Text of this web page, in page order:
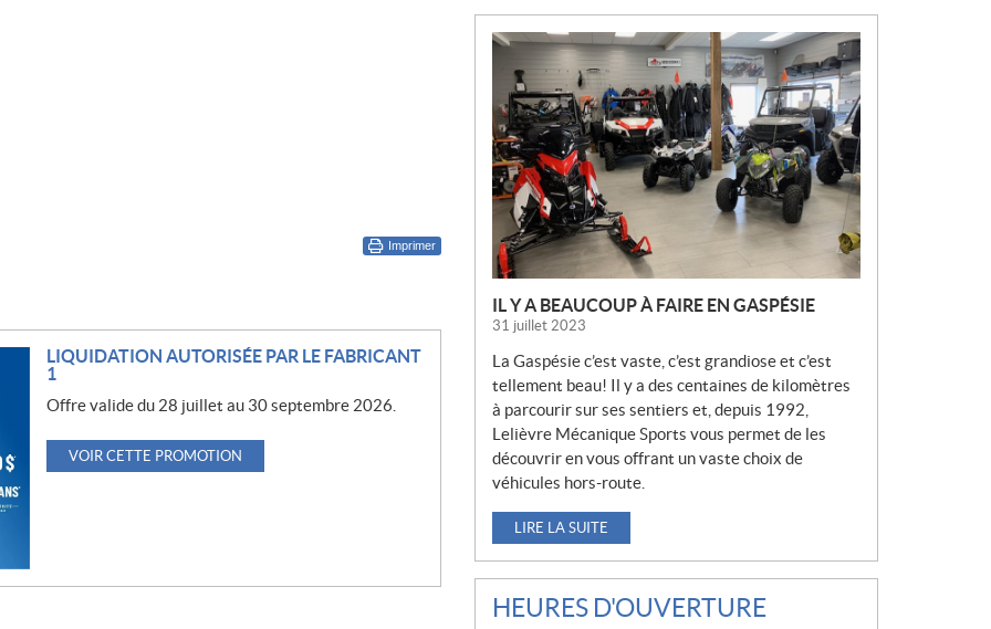
Imprimer
LIQUIDATION AUTORISÉE PAR LE FABRICANT
1
Offre valide du 28 juillet au 30 septembre 2026.
VOIR CETTE PROMOTION
N
U
V
E
L
L
E
S
IL Y A BEAUCOUP À FAIRE EN GASPÉSIE
31 juillet 2023
La Gaspésie c’est vaste, c’est grandiose et c’est
tellement beau! Il y a des centaines de kilomètres
à parcourir sur ses sentiers et, depuis 1992,
Lelièvre Mécanique Sports vous permet de les
découvrir en vous offrant un vaste choix de
véhicules hors-route.
LIRE LA SUITE
HEURES D'OUVERTURE